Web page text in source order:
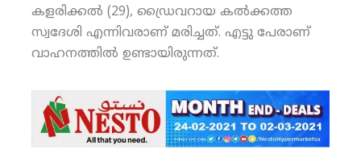
കളരിക്കല്‍ (29), ഡ്രൈവറായ കല്‍ക്കത്ത
സ്വദേശി എന്നിവരാണ് മരിച്ചത്. എട്ടു പേരാണ്
വാഹനത്തില്‍ ഉണ്ടായിരുന്നത്.